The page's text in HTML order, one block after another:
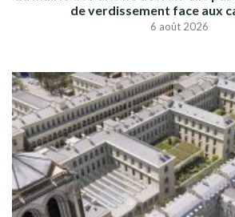
de verdissement face aux
6 août 2026